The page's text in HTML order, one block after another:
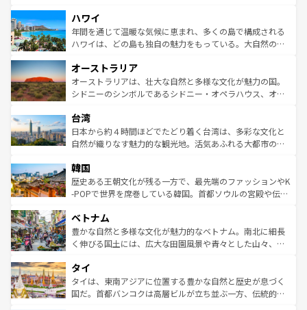
ば市内交通費無料で観光を楽しむこともできる。 なお、新
着のスイス情報はコンテンツ一覧 を参照してほしい。
のような巨大都市は、観光、ショッピング、エンターテイ
ンメントが詰まった刺激的なスポットだ。一方、アメリカ
西部には大自然が広がり、グランドキャニオンやイエロー
部のニューオーリンズでは、音楽と美食が融合した独特の
文化が魅力。旅行者はアメリカの各地域で異なる魅力を楽
しみながら、その多様性と豊かな歴史を感じることができ
ならではの贅沢な旅のスタイルだ。 なお、新着のアメリカ
情報はコンテンツ一覧を参照してほしい。
ハワイ
年間を通じて温暖な気候に恵まれ、多くの島で構成される
ハワイは、どの島も独自の魅力をもっている。大自然の神
ワイ島は見逃せない。また、定番の観光地といえばオアフ
島だが、静かな自然を求めるならマウイ島やカウアイ島が
おすすめ。エメラルドグリーンに輝く海をはじめ、豊かな
れるおもてなしの心で訪れる人々を迎えてくれるハワイの
人々、おいしいローカルフードやハワイアンミュージッ
ク、伝統的なフラダンスなど、すべてがハワイの魅力を彩
ワイを、存分に味わってほしい。 なお、新着のハワイ情報
はコンテンツ一覧を参照してほしい。
オーストラリア
オーストラリアは、壮大な自然と多様な文化が魅力の国。
シドニーのシンボルであるシドニー・オペラハウス、オー
リアリーフや大陸中央部にそびえるウルル（エアーズロッ
ク）、タスマニアの美しい原生林やケアンズの熱帯雨林な
ど、見どころがたくさん。また、カフェやワイン、オージ
いる。アクティビティも充実しており、サーフィンやダイ
ビング、ハイキングなど、アウトドア好きにはたまらな
い。オーストラリアの多彩な魅力を存分に味わいつくそ
参照してほしい。
台湾
日本から約４時間ほどでたどり着く台湾は、多彩な文化と
自然が織りなす魅力的な観光地。活気あふれる大都市の台
ン）、静ひつな山岳地帯である台湾東部など、都市の喧騒
と山間の静けさが共存しており、訪れる人に新しい発見と
驚きをもたらしてくれる。また、奥深い台湾の食文化も魅
容にもいいと評判のスイーツなど、バラエティ豊かな料理
が味わえる。 なお、新着の台湾情報は コンテンツ一覧を参
照してほしい。
韓国
歴史ある王朝文化が残る一方で、最先端のファッションやK
-POPで世界を席巻している韓国。首都ソウルの宮殿や伝統
き、地方に足を延ばせば四季折々の自然美を楽しむことが
できる。そして、キムチや焼肉、絶品のストリートフード
まで、さまざまな韓国料理が待っている。夜には、韓国な
リティに包まれながら、韓国の多彩な魅力を心ゆくまで味
わってみてほしい。 なお、新着の韓国情報はコンテンツ一
覧を参照してほしい。
ベトナム
豊かな自然と多様な文化が魅力的なベトナム。南北に細長
く伸びる国土には、広大な田園風景や青々とした山々、世
急速な発展と共に伝統が息づく。ハノイの古い町並みやホ
ーチミン市のフランス統治時代の建物も、独特の雰囲気を
醸し出している。また、バラエティの豊かさとおいしさで
タイ
タイは、東南アジアに位置する豊かな自然と歴史が息づく
国だ。首都バンコクは高層ビルが立ち並ぶ一方、伝統的な